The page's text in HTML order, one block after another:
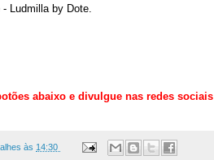
Ludmilla by Dote.
abaixo e divulgue nas redes sociais
às 14:30